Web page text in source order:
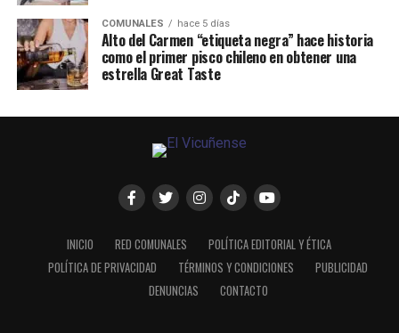
COMUNALES hace 5 días
Alto del Carmen “etiqueta negra” hace historia
como el primer pisco chileno en obtener una
estrella Great Taste
INICIO RED COMUNALES
POLÍTICA EDITORIAL Y ÉTICA
POLÍTICA DE PRIVACIDAD
TÉRMINOS Y CONDICIONES
PUBLICIDAD
DENUNCIAS
CONTACTO